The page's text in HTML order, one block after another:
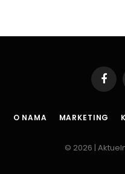
Radovi na
sanaciji
aktuelno.ba nov